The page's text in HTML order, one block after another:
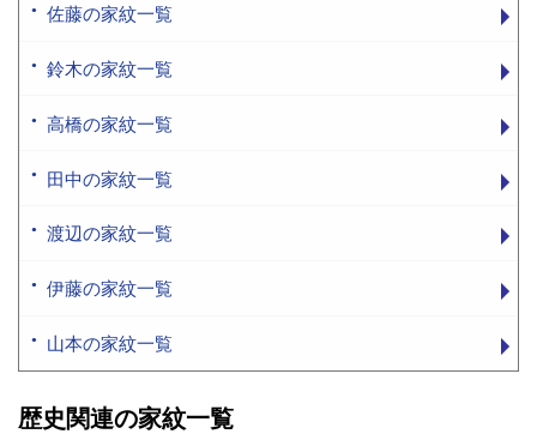
佐藤の家紋一覧
鈴木の家紋一覧
高橋の家紋一覧
田中の家紋一覧
渡辺の家紋一覧
伊藤の家紋一覧
山本の家紋一覧
歴史関連の家紋一覧